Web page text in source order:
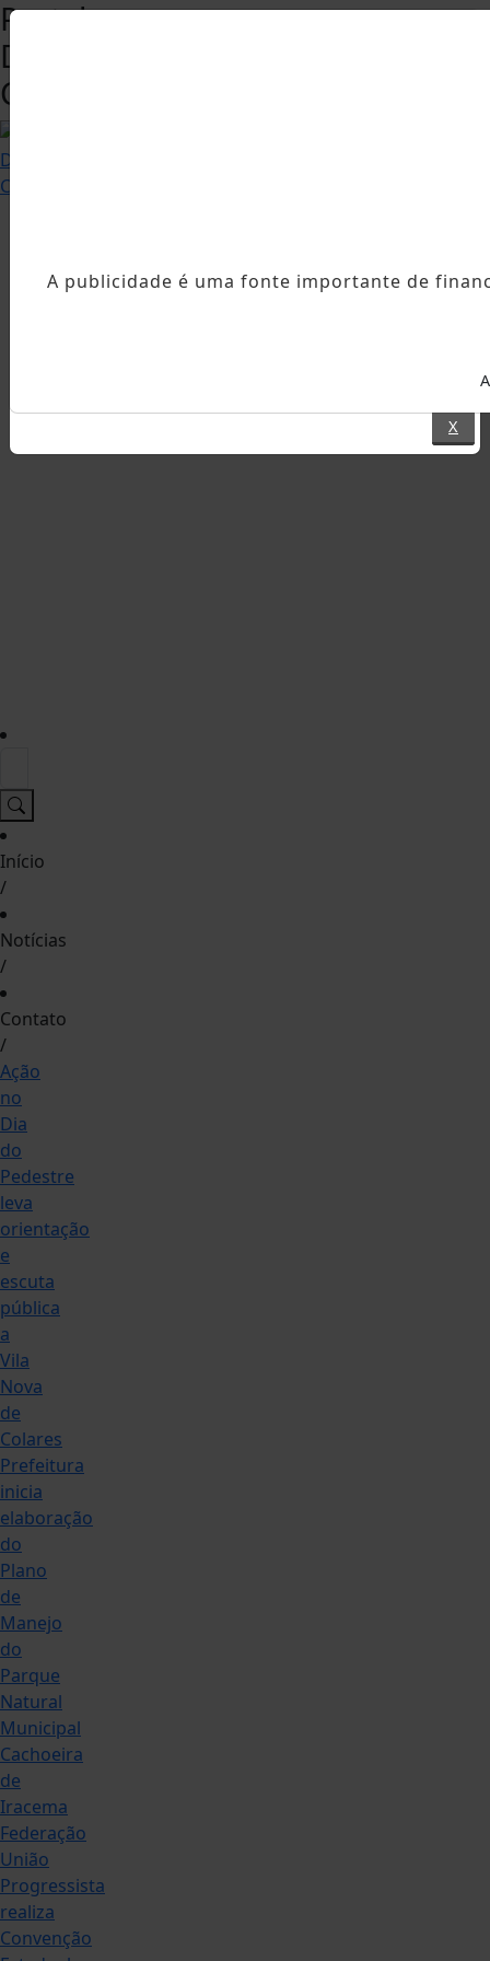
Portal
Destaque
Capixaba
Início
/
Notícias
/
Contato
/
Ação
no
Dia
do
Pedestre
leva
orientação
e
escuta
pública
a
Vila
Nova
de
Colares
Prefeitura
inicia
elaboração
do
Plano
de
Manejo
do
Parque
Natural
Municipal
Cachoeira
de
Iracema
Federação
União
Progressista
realiza
Convenção
X
A publicidade é uma fonte importante de